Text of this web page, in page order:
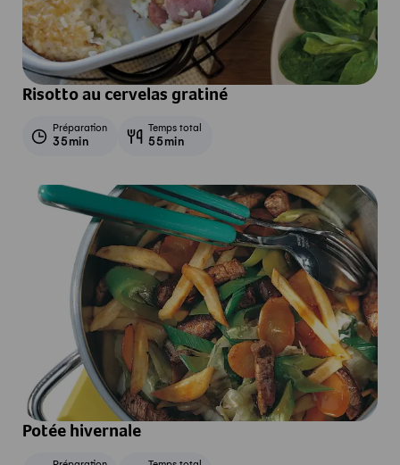
Risotto au cervelas gratiné
Préparation
35min
Temps total
55min
Potée hivernale